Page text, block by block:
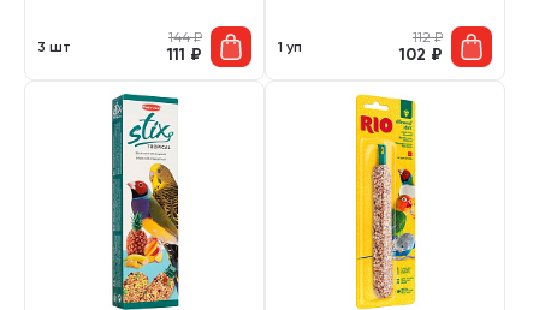
3 шт
144₽
111 ₽ 1 уп
112₽
102 ₽